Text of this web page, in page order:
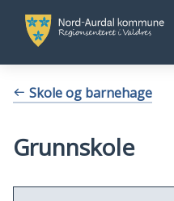
Nord-
Aurdal
kommune
DuSkole og barnehage
Grunnskole